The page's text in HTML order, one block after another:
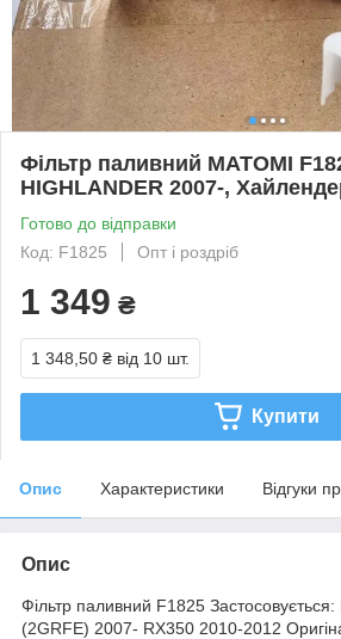
Фільтр паливний MATOMI
HIGHLANDER 2007-,
Готово до відправки
Код: F1825
Опт і роздріб
1 349 ₴
1 348,50 ₴ від 10 шт.
Купити
Опис Характеристики Відгуки
Опис
Фільтр паливний F1825
(2GRFE) 2007- RX350 2010-2012